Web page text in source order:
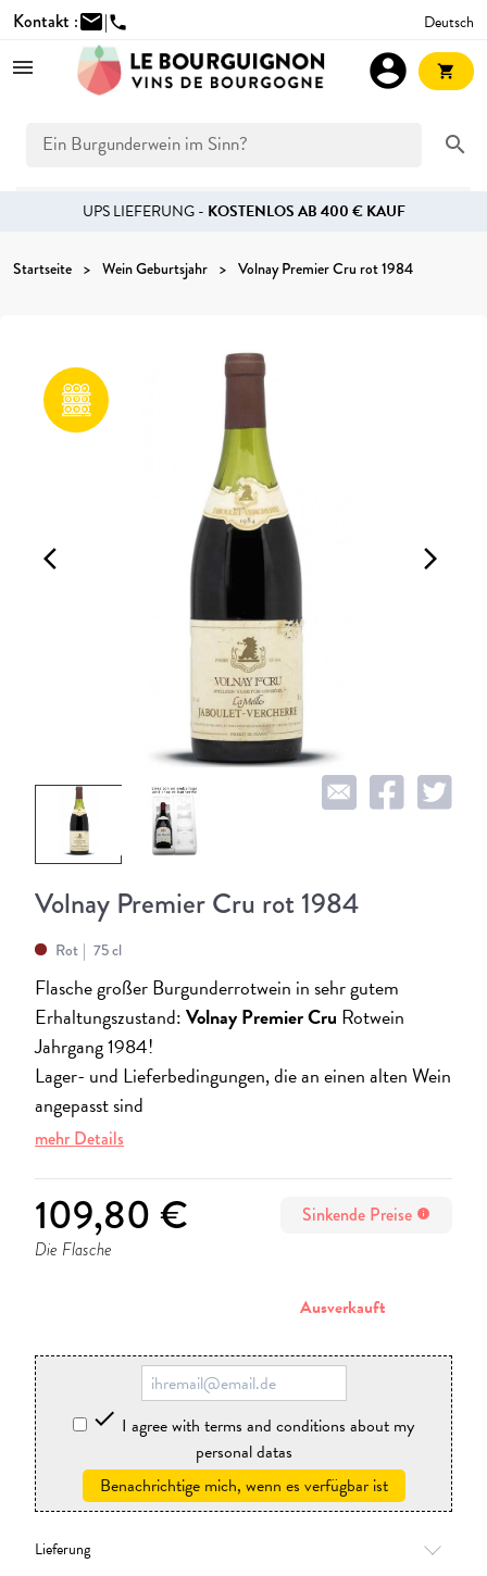
Kontakt :mail|phone Deutsch
search
account_circle shopping_cart
UPS LIEFERUNG - KOSTENLOS AB 400 € KAUF
Startseite Wein Geburtsjahr Volnay Premier Cru rot 1984
arrow_forward_ios
arrow_back_ios
Volnay Premier Cru rot 1984
Rot 75 cl
Flasche großer Burgunderrotwein in sehr gutem
Erhaltungszustand:Volnay Premier Cru Rotwein
Jahrgang 1984!
Lager- und Lieferbedingungen, die an einen alten Wein
angepasst sind
mehr Details
109,80 € Sinkende Preise info
Die Flasche
Ausverkauft
 I agree with terms and conditions about my
personal datas
Benachrichtige mich, wenn es verfügbar ist
Lieferung